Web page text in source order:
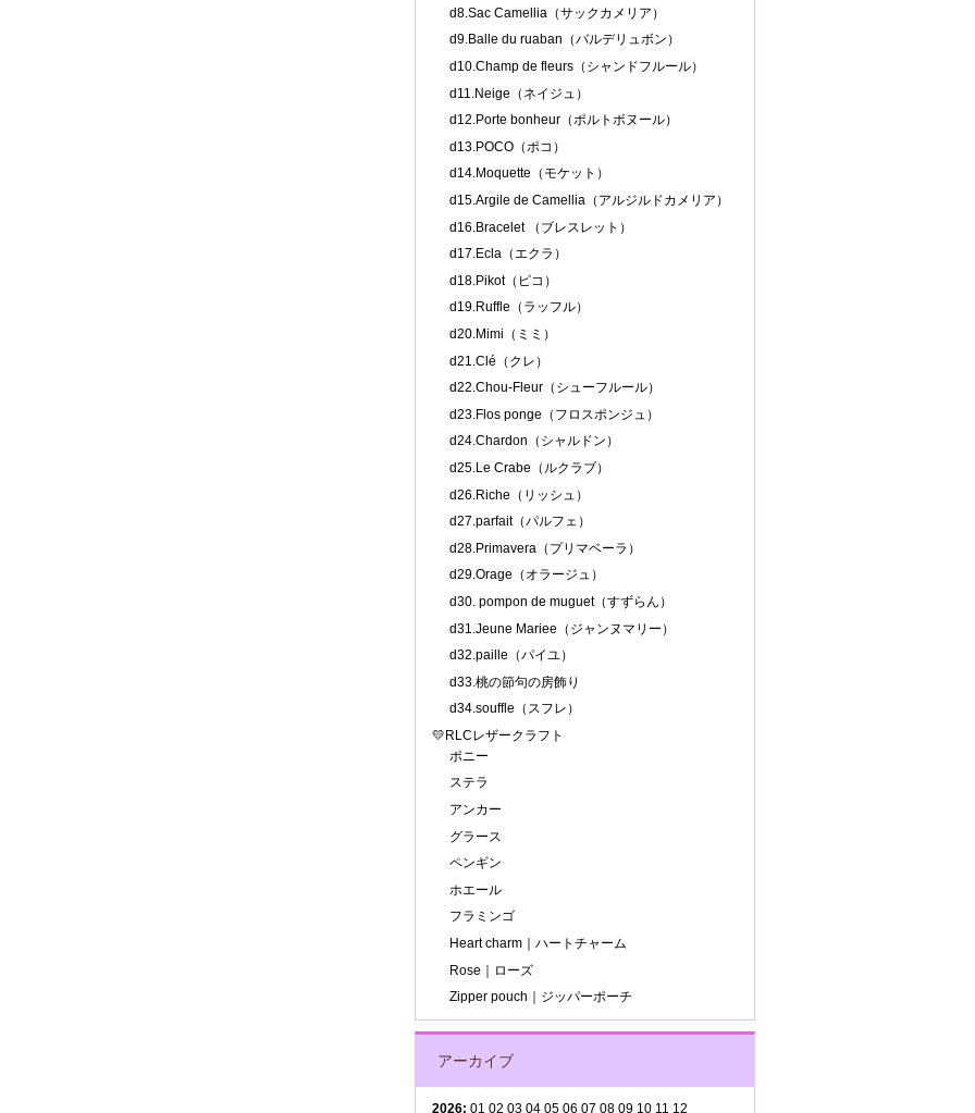
d8.Sac Camellia（サックカメリア）
d9.Balle du ruaban（バルデリュボン）
d10.Champ de fleurs（シャンドフルール）
d11.Neige（ネイジュ）
d12.Porte bonheur（ポルトボヌール）
d13.POCO（ポコ）
d14.Moquette（モケット）
d15.Argile de Camellia（アルジルドカメリア）
d16.Bracelet （ブレスレット）
d17.Ecla（エクラ）
d18.Pikot（ピコ）
d19.Ruffle（ラッフル）
d20.Mimi（ミミ）
d21.Clé（クレ）
d22.Chou-Fleur（シューフルール）
d23.Flos ponge（フロスポンジュ）
d24.Chardon（シャルドン）
d25.Le Crabe（ルクラブ）
d26.Riche（リッシュ）
d27.parfait（パルフェ）
d28.Primavera（プリマベーラ）
d29.Orage（オラージュ）
d30. pompon de muguet（すずらん）
d31.Jeune Mariee（ジャンヌマリー）
d32.paille（パイユ）
d33.桃の節句の房飾り
d34.souffle（スフレ）
💛RLCレザークラフト
ポニー
ステラ
アンカー
グラース
ペンギン
ホエール
フラミンゴ
Heart charm｜ハートチャーム
Rose｜ローズ
Zipper pouch｜ジッパーポーチ
アーカイブ
2026: 01 02 03 04 05 06 07 08 09 10 11 12